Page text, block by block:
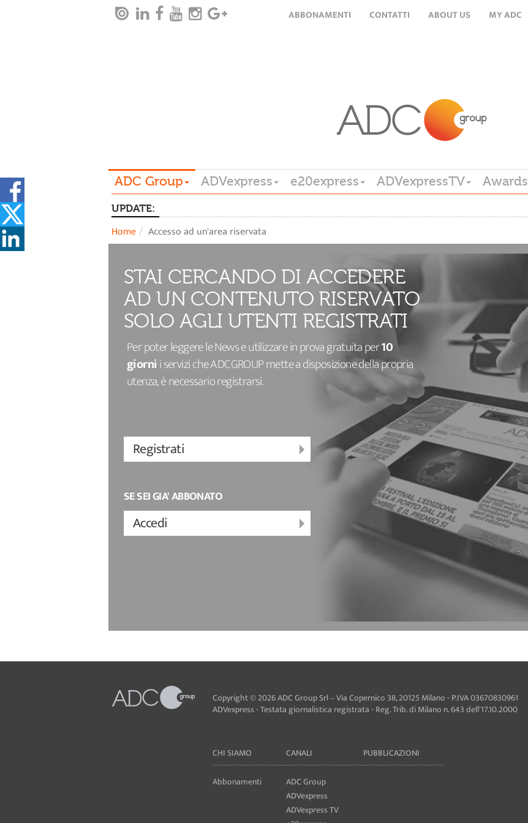
ABBONAMENTI CONTATTI ABOUT US MY ADC
ADC Group ADVexpress e20express ADVexpressTV Awards
UPDATE:
Home Accesso ad un'area riservata
STAI CERCANDO DI ACCEDERE
AD UN CONTENUTO RISERVATO
SOLO AGLI UTENTI REGISTRATI
Per poter leggere le News e utilizzare in prova gratuita per10
giornii servizi che ADCGROUP mette a disposizione della propria
utenza, è necessario registrarsi.
Registrati
SE SEI GIA' ABBONATO
Accedi
Copyright © 2026 ADC Group Srl – Via Copernico 38, 20125 Milano - P.IVA 03670830961
ADVexpress - Testata giornalistica registrata - Reg. Trib. di Milano n. 643 dell'17.10.2000
CHI SIAMO
Abbonamenti
CANALI
ADC Group
ADVexpress
ADVexpress TV
PUBBLICAZIONI